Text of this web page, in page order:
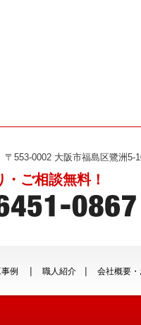
〒553-0002 大阪市福島区鷺洲5-
・ご相談無料！
例 職人紹介 会社概要